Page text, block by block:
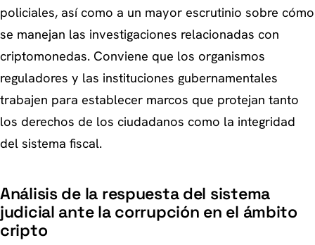
policiales, así como a un mayor escrutinio sobre cómo
se manejan las investigaciones relacionadas con
criptomonedas. Conviene que los organismos
reguladores y las instituciones gubernamentales
trabajen para establecer marcos que protejan tanto
los derechos de los ciudadanos como la integridad
del sistema fiscal.
Análisis de la respuesta del sistema
judicial ante la corrupción en el ámbito
cripto